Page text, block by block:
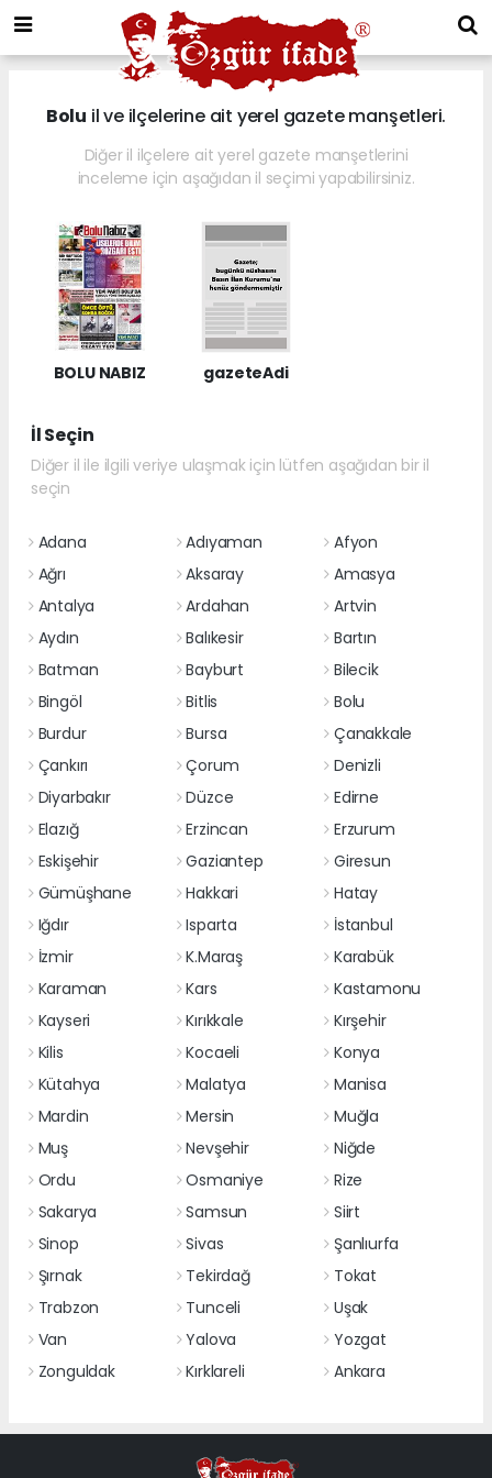
Bolu il ve ilçelerine ait yerel gazete manşetleri.
Diğer il ilçelere ait yerel gazete manşetlerini
inceleme için aşağıdan il seçimi yapabilirsiniz.
BOLU NABIZ gazeteAdi
İl Seçin
Diğer il ile ilgili veriye ulaşmak için lütfen aşağıdan bir il
seçin
Adana Adıyaman
Afyon
Ağrı
Aksaray
Amasya
Antalya
Ardahan
Artvin
Aydın
Balıkesir
Bartın
Batman
Bayburt
Bilecik
Bingöl
Bitlis
Bolu
Burdur
Bursa
Çanakkale
Çankırı
Çorum
Denizli
Diyarbakır
Düzce
Edirne
Elazığ
Erzincan
Erzurum
Eskişehir
Gaziantep
Giresun
Gümüşhane
Hakkari
Hatay
Iğdır
Isparta
İstanbul
İzmir
K.Maraş
Karabük
Karaman
Kars
Kastamonu
Kayseri
Kırıkkale
Kırşehir
Kilis
Kocaeli
Konya
Kütahya
Malatya
Manisa
Mardin
Mersin
Muğla
Muş
Nevşehir
Niğde
Ordu
Osmaniye
Rize
Sakarya
Samsun
Siirt
Sinop
Sivas
Şanlıurfa
Şırnak
Tekirdağ
Tokat
Trabzon
Tunceli
Uşak
Van
Yalova
Yozgat
Zonguldak
Kırklareli Ankara